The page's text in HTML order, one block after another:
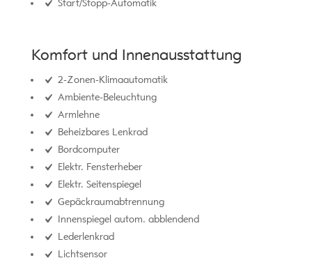
Start/Stopp-Automatik
Komfort und Innenausstattung
2-Zonen-Klimaautomatik
Ambiente-Beleuchtung
Armlehne
Beheizbares Lenkrad
Bordcomputer
Elektr. Fensterheber
Elektr. Seitenspiegel
Gepäckraumabtrennung
Innenspiegel autom. abblendend
Lederlenkrad
Lichtsensor